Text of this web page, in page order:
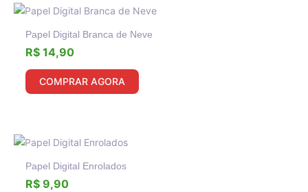
Papel Digital Branca de Neve
R$14,90
COMPRAR AGORA
Papel Digital Enrolados
R$9,90